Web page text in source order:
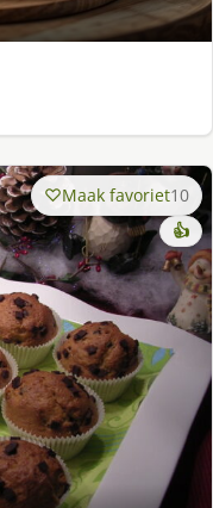
Maak favoriet10
👍